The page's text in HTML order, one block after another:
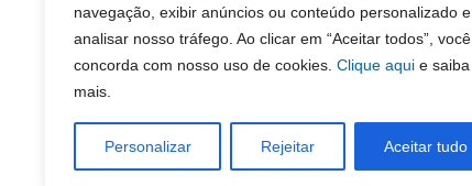
navegação, exibir anúncios ou conteúdo personalizado e
analisar nosso tráfego. Ao clicar em “Aceitar todos”, você
concorda com nosso uso de cookies. Clique aqui e saiba
mais.
Personalizar Rejeitar Aceitar tudo